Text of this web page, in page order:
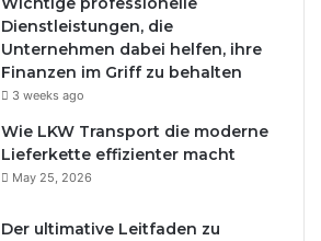
Dienstleistungen, die
Unternehmen dabei helfen, ihre
Finanzen im Griff zu behalten
3 weeks ago
Wie LKW Transport die moderne
Lieferkette effizienter macht
May 25, 2026
Der ultimative Leitfaden zu